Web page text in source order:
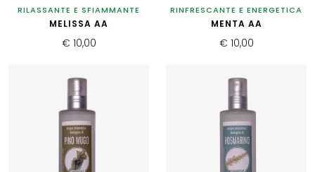
RILASSANTE E SFIAMMANTE
MELISSA AA
€ 10,00
RINFRESCANTE E ENERGETICA
MENTA AA
€ 10,00